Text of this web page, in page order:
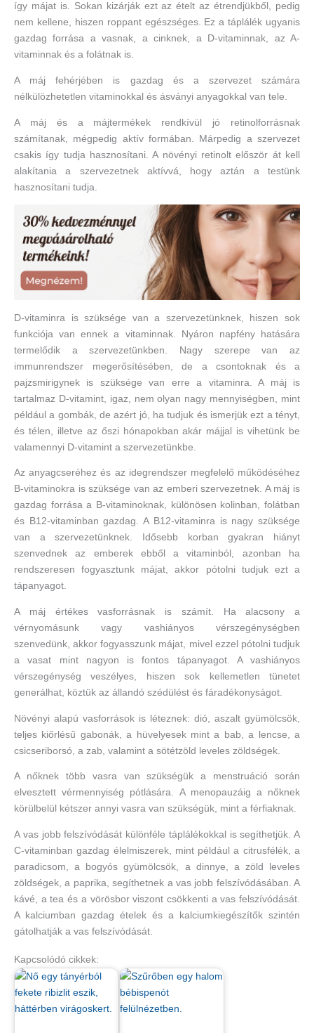
így májat is. Sokan kizárják ezt az ételt az étrendjükből, pedig
nem kellene, hiszen roppant egészséges. Ez a táplálék ugyanis
gazdag forrása a vasnak, a cinknek, a D-vitaminnak, az A-
vitaminnak és a folátnak is.
A máj fehérjében is gazdag és a szervezet számára
nélkülözhetetlen vitaminokkal és ásványi anyagokkal van tele.
A máj és a májtermékek rendkívül jó retinolforrásnak
számítanak, mégpedig aktív formában. Márpedig a szervezet
csakis így tudja hasznosítani. A növényi retinolt először át kell
alakítania a szervezetnek aktívvá, hogy aztán a testünk
hasznosítani tudja.
D-vitaminra is szüksége van a szervezetünknek, hiszen sok
funkciója van ennek a vitaminnak. Nyáron napfény hatására
termelődik a szervezetünkben. Nagy szerepe van az
immunrendszer megerősítésében, de a csontoknak és a
pajzsmirigynek is szüksége van erre a vitaminra. A máj is
tartalmaz D-vitamint, igaz, nem olyan nagy mennyiségben, mint
például a gombák, de azért jó, ha tudjuk és ismerjük ezt a tényt,
és télen, illetve az őszi hónapokban akár májjal is vihetünk be
valamennyi D-vitamint a szervezetünkbe.
Az anyagcseréhez és az idegrendszer megfelelő működéséhez
B-vitaminokra is szüksége van az emberi szervezetnek. A máj is
gazdag forrása a B-vitaminoknak, különösen kolinban, folátban
és B12-vitaminban gazdag. A B12-vitaminra is nagy szüksége
van a szervezetünknek. Idősebb korban gyakran hiányt
szenvednek az emberek ebből a vitaminból, azonban ha
rendszeresen fogyasztunk májat, akkor pótolni tudjuk ezt a
tápanyagot.
A máj értékes vasforrásnak is számít. Ha alacsony a
vérnyomásunk vagy vashiányos vérszegénységben
szenvedünk, akkor fogyasszunk májat, mivel ezzel pótolni tudjuk
a vasat mint nagyon is fontos tápanyagot. A vashiányos
vérszegénység veszélyes, hiszen sok kellemetlen tünetet
generálhat, köztük az állandó szédülést és fáradékonyságot.
Növényi alapú vasforrások is léteznek: dió, aszalt gyümölcsök,
teljes kiőrlésű gabonák, a hüvelyesek mint a bab, a lencse, a
csicseriborsó, a zab, valamint a sötétzöld leveles zöldségek.
A nőknek több vasra van szükségük a menstruáció során
elvesztett vérmennyiség pótlására. A menopauzáig a nőknek
körülbelül kétszer annyi vasra van szükségük, mint a férfiaknak.
A vas jobb felszívódását különféle táplálékokkal is segíthetjük. A
C-vitaminban gazdag élelmiszerek, mint például a citrusfélék, a
paradicsom, a bogyós gyümölcsök, a dinnye, a zöld leveles
zöldségek, a paprika, segíthetnek a vas jobb felszívódásában. A
kávé, a tea és a vörösbor viszont csökkenti a vas felszívódását.
A kalciumban gazdag ételek és a kalciumkiegészítők szintén
gátolhatják a vas felszívódását.
Kapcsolódó cikkek: